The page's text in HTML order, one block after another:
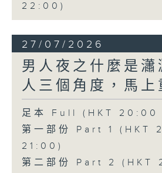
22:00)
27/07/2026
男人夜之什麼是瀟
人三個角度，馬上
足本 Full (HKT
第一部份 Part 1 (HKT
21:00)
第二部份 Part 2 (HKT